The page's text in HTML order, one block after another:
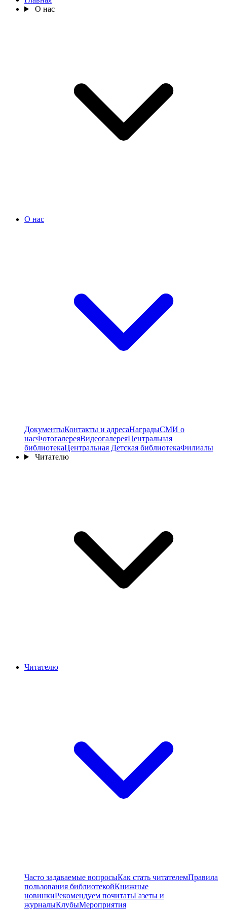
О нас
О нас
ДокументыКонтакты и адресаНаградыСМИ о
насФотогалереяВидеогалереяЦентральная
библиотекаЦентральная Детская библиотекаФилиалы
Читателю
Читателю
Часто задаваемые вопросыКак стать читателемПравила
пользования библиотекойКнижные
новинкиРекомендуем почитатьГазеты и
журналыКлубыМероприятия